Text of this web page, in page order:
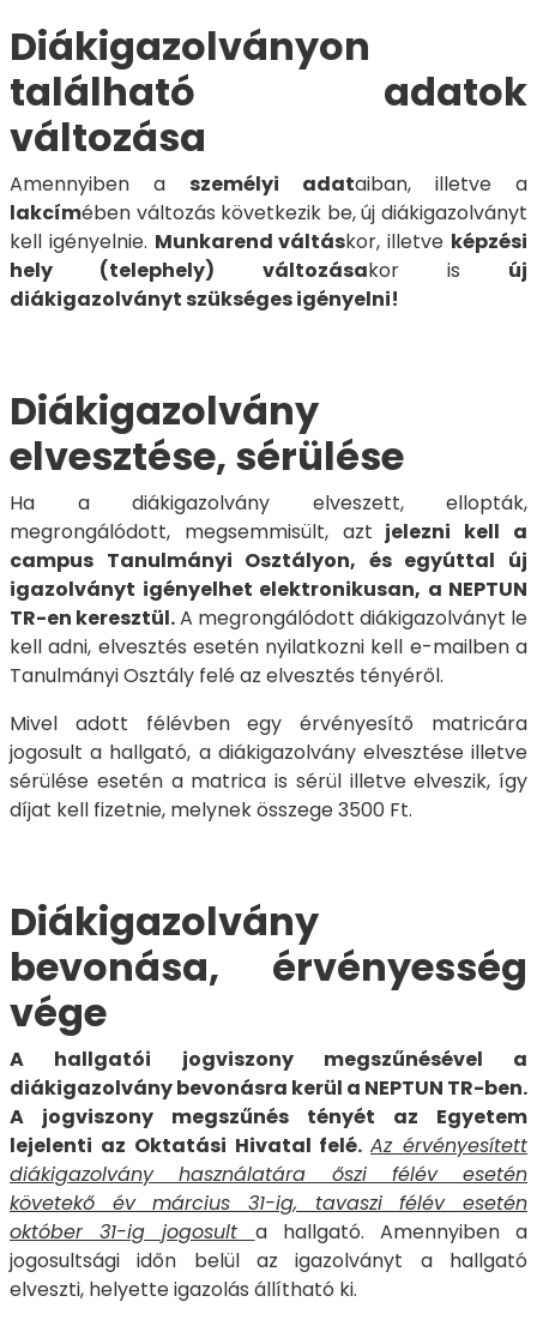
Diákigazolványon
található adatok
változása
Amennyiben a személyi adataiban, illetve a
lakcímében változás következik be, új diákigazolványt
kell igényelnie. Munkarend váltáskor, illetve képzési
hely (telephely) változásakor is új
diákigazolványt szükséges igényelni!
Diákigazolvány
elvesztése, sérülése
Ha a diákigazolvány elveszett, ellopták,
megrongálódott, megsemmisült, azt jelezni kell a
campus Tanulmányi Osztályon, és egyúttal új
igazolványt igényelhet elektronikusan, a NEPTUN
TR-en keresztül.A megrongálódott diákigazolványt le
kell adni, elvesztés esetén nyilatkozni kell e-mailben a
Tanulmányi Osztály felé az elvesztés tényéről.
Mivel adott félévben egy érvényesítő matricára
jogosult a hallgató, a diákigazolvány elvesztése illetve
sérülése esetén a matrica is sérül illetve elveszik, így
díjat kell fizetnie, melynek összege 3500 Ft.
Diákigazolvány
bevonása, érvényesség
vége
A hallgatói jogviszony megszűnésével a
diákigazolvány bevonásra kerül a NEPTUN TR-ben.
A jogviszony megszűnés tényét az Egyetem
lejelenti az Oktatási Hivatal felé.Az érvényesített
diákigazolvány használatára őszi félév esetén
követekő év március 31-ig, tavaszi félév esetén
október 31-ig jogosult a hallgató. Amennyiben a
jogosultsági időn belül az igazolványt a hallgató
elveszti, helyette igazolás állítható ki.